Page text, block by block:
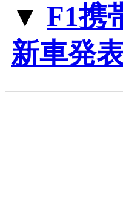
▼ F1携
新車発